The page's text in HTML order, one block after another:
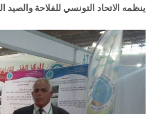
ينظمه الاتحاد التونسي للفلاحة